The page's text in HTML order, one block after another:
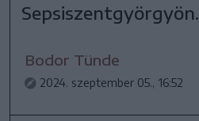
Sepsiszentgyörgyön.
Bodor Tünde
2024. szeptember 05., 16:52